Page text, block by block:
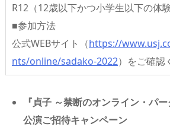
R12（12歳以下かつ小学生以下の体験
■参加方法
公式WEBサイト（https://
nts/online/sadako-2022）をご確認
『貞子 ～禁断のオンライン・パ
公演ご招待キャンペーン